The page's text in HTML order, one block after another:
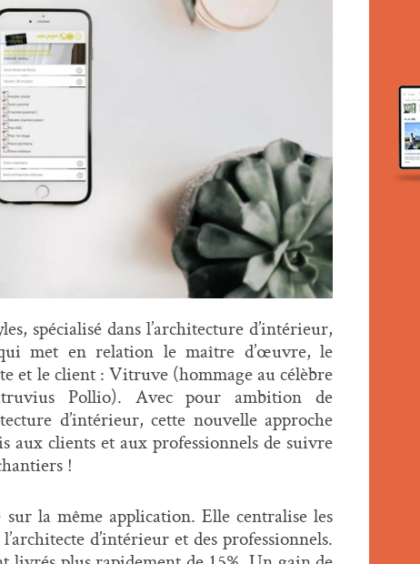
spécialisé dans l’architecture d’intérieur,
met en relation le maître d’œuvre, le
et le client : Vitruve (hommage au célèbre
Pollio). Avec pour ambition de
d’intérieur, cette nouvelle approche
aux clients et aux professionnels de suivre
!
la même application. Elle centralise les
d’intérieur et des professionnels.